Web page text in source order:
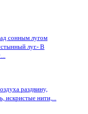
сонным лугом
луг.- В
раздвину,
искристые нити,...